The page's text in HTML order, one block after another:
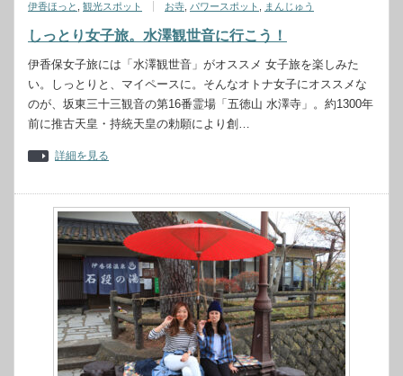
伊香ほっと
観光スポット お寺 パワースポット まんじゅう
しっとり女子旅。水澤観世音に行こう！
伊香保女子旅には「水澤観世音」がオススメ 女子旅を楽しみた
い。しっとりと、マイペースに。そんなオトナ女子にオススメな
のが、坂東三十三観音の第16番霊場「五徳山 水澤寺」。約1300年
前に推古天皇・持統天皇の勅願により創…
詳細を見る